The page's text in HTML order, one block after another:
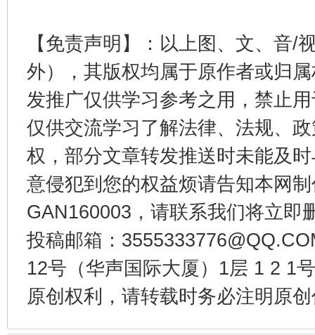
【免责声明】：以上图、文、音/
外），其版权均属于原作者或归
发推广仅供学习参考之用，禁止
仅供交流学习了解法律、法规、
权，部分文章转发推送时未能及
意侵犯到您的权益烦请告知本网
GAN160003，请联系我们将立即
投稿邮箱：
12号（华声国际大厦）1层 1 2 1
原创权利，请转载时务必注明原
公平竞争审查“十大案例”出炉！ 一纸欠
东山县通报“牛蛙产品抗生素超标问题” 法